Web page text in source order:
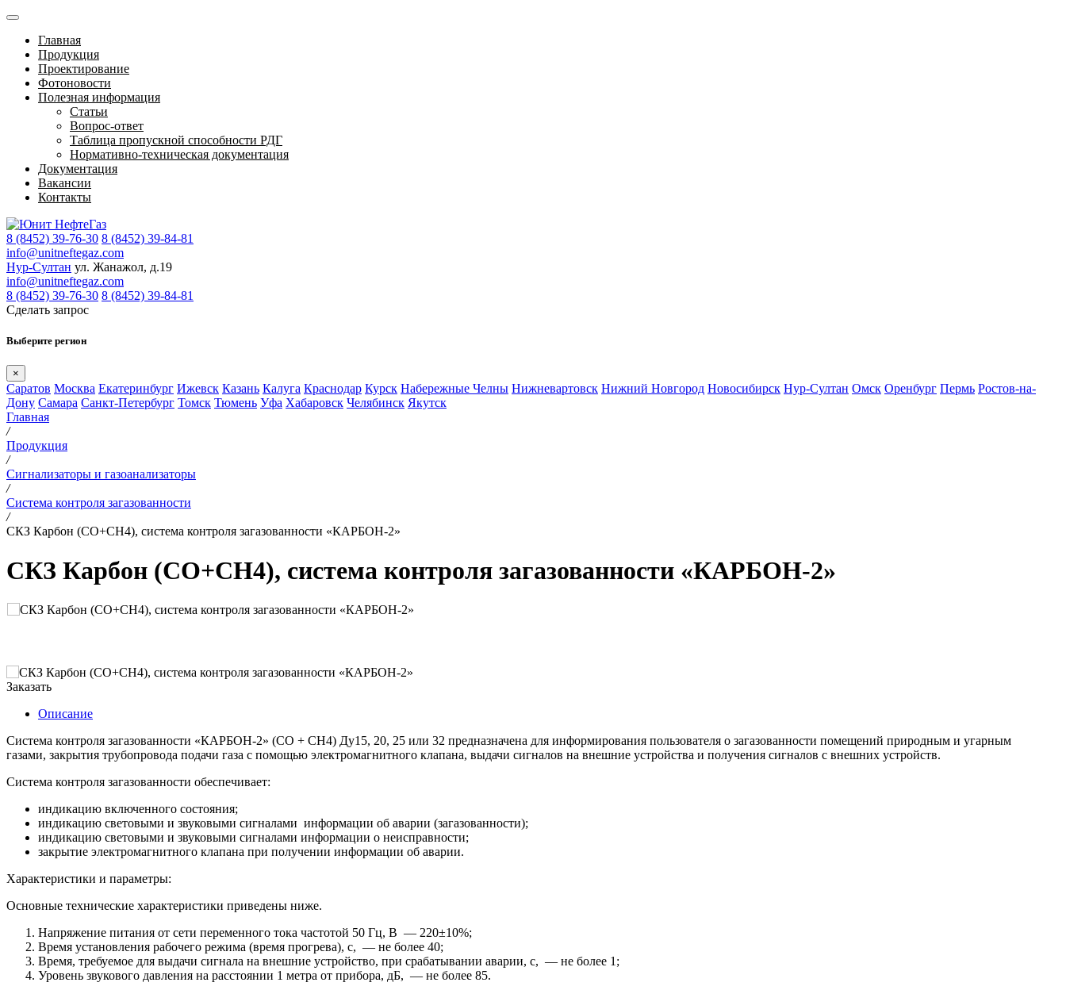
Главная
Продукция
Проектирование
Фотоновости
Полезная информация
Статьи
Вопрос-ответ
Таблица пропускной способности РДГ
Нормативно-техническая документация
Документация
Вакансии
Контакты
8 (8452) 39-76-30 8 (8452) 39-84-81
info@unitneftegaz.com
Нур-Султан ул. Жанажол, д.19
info@unitneftegaz.com
8 (8452) 39-76-30 8 (8452) 39-84-81
Сделать запрос
Выберите регион
×
Саратов Москва Екатеринбург Ижевск Казань Калуга Краснодар Курск Набережные Челны Нижневартовск Нижний Новгород Новосибирск Нур-Султан Омск Оренбург Пермь Ростов-на-
Дону Самара Санкт-Петербург Томск Тюмень Уфа Хабаровск Челябинск Якутск
Главная
/
Продукция
/
Сигнализаторы и газоанализаторы
/
Система контроля загазованности
/
СКЗ Карбон (СО+CH4), система контроля загазованности «КАРБОН-2»
СКЗ Карбон (СО+CH4), система контроля загазованности «КАРБОН-2»
Заказать
Описание
Система контроля загазованности «КАРБОН-2» (СО + СН4) Ду15, 20, 25 или 32 предназначена для информирования пользователя о загазованности помещений природным и угарным
газами, закрытия трубопровода подачи газа с помощью электромагнитного клапана, выдачи сигналов на внешние устройства и получения сигналов с внешних устройств.
Система контроля загазованности обеспечивает:
индикацию включенного состояния;
индикацию световыми и звуковыми сигналами информации об аварии (загазованности);
индикацию световыми и звуковыми сигналами информации о неисправности;
закрытие электромагнитного клапана при получении информации об аварии.
Характеристики и параметры:
Основные технические характеристики приведены ниже.
Напряжение питания от сети переменного тока частотой 50 Гц, В — 220±10%;
Время установления рабочего режима (время прогрева), с, — не более 40;
Время, требуемое для выдачи сигнала на внешние устройство, при срабатывании аварии, с, — не более 1;
Уровень звукового давления на расстоянии 1 метра от прибора, дБ, — не более 85.